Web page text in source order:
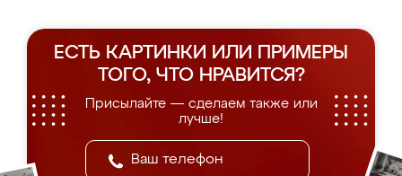
ЕСТЬ КАРТИНКИ ИЛИ ПРИМЕРЫ
ТОГО, ЧТО НРАВИТСЯ?
Присылайте — сделаем также или
лучше!